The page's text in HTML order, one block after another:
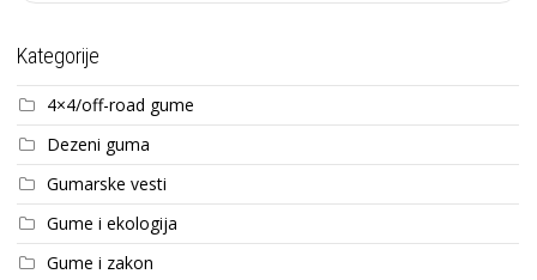
Kategorije
4×4/off-road gume
Dezeni guma
Gumarske vesti
Gume i ekologija
Gume i zakon